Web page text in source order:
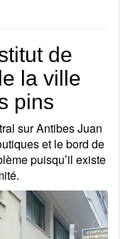
de
la ville
pins
sur Antibes Juan
et le bord de
puisqu’il existe